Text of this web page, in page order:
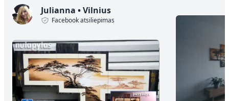
Julianna •Vilnius
Facebook atsiliepimas